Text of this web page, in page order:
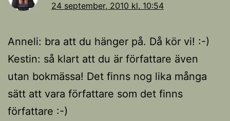
24 september, 2010 kl. 10:54
Anneli: bra att du hänger på. Då kör vi! :-)
Kestin: så klart att du är författare även
utan bokmässa! Det finns nog lika många
sätt att vara författare som det finns
författare :-)